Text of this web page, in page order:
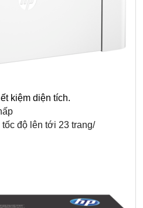
kiệm diện tích.
độ lên tới 23 trang/